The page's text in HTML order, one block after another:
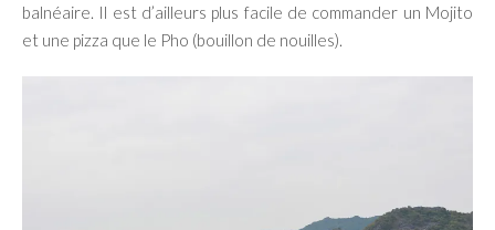
balnéaire. Il est d’ailleurs plus facile de commander un Mojito
et une pizza que le Pho (bouillon de nouilles).